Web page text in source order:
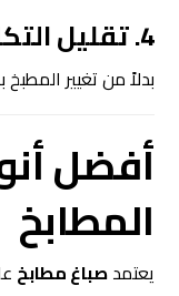
4. تقليل التكاليف
بدلاً من تغيير
أفضل
المطابخ
يعتمدصباغ مطابخ